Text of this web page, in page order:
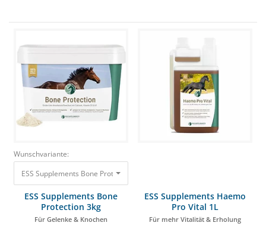
Wunschvariante:
ESS Supplements Bone Protection 3kg Für Gelenke & Knochen 69,99 €
ESS Supplements Bone
Protection 3kg
Für Gelenke & Knochen
ESS Supplements Haemo
Pro Vital 1L
Für mehr Vitalität & Erholung